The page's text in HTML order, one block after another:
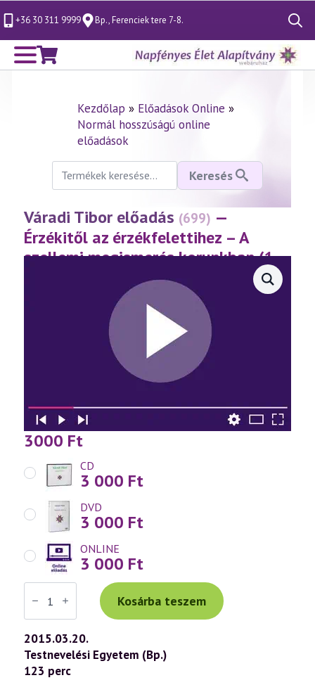
+36 30 311 9999 Bp., Ferenciek tere 7-8.
Search
for:
Kezdőlap » Előadások Online »
Normál hosszúságú online
előadások
Keresés
következőre:
Keresés
Váradi Tibor előadás (699) —
Érzékitől az érzékfelettihez – A
szellemi megismerés korunkban (1.
(2015.03.20.)
3000 Ft
CD
3 000 Ft
DVD
3 000 Ft
ONLINE
3 000 Ft
Váradi
Tibor
előadás
(699)
—
Érzékitől
az
érzékfelettihez
–
Kosárba teszem
2015.03.20.
Testnevelési Egyetem (Bp.)
123 perc